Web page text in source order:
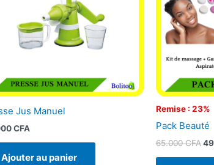
Jus Manuel
CFA
Ajouter au panier
Remise : 23%
Pack Beauté
65.000CFA